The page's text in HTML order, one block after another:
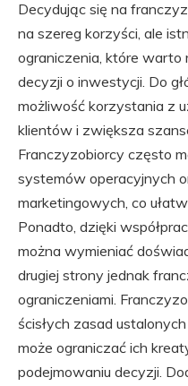
Decydując się na
na szereg korzyści, ale
ograniczenia, które warto
decyzji o inwestycji. Do
możliwość korzystania z
klientów i zwiększa
Franczyzobiorcy często
systemów operacyjnych
marketingowych, co
Ponadto, dzięki
można wymieniać
drugiej strony jednak
ograniczeniami.
ścisłych zasad
może ograniczać ich
podejmowaniu decyzji.